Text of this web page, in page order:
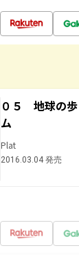
０５ 地球の
ム
Plat
2016.03.04 発売